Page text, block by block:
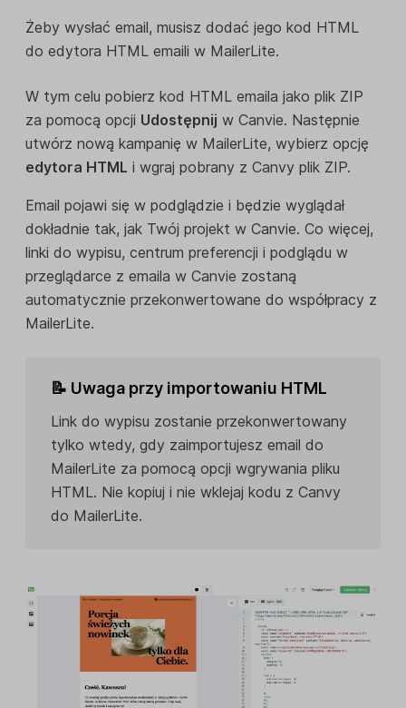
Żeby wysłać email, musisz dodać jego kod HTML
do edytora HTML emaili w MailerLite.
W tym celu pobierz kod HTML emaila jako plik ZIP
za pomocą opcji Udostępnij w Canvie. Następnie
utwórz nową kampanię w MailerLite, wybierz opcję
edytora HTML i wgraj pobrany z Canvy plik ZIP.
Email pojawi się w podglądzie i będzie wyglądał
dokładnie tak, jak Twój projekt w Canvie. Co więcej,
linki do wypisu, centrum preferencji i podglądu w
przeglądarce z emaila w Canvie zostaną
automatycznie przekonwertowane do współpracy z
MailerLite.
📝 Uwaga przy importowaniu HTML
Link do wypisu zostanie przekonwertowany
tylko wtedy, gdy zaimportujesz email do
MailerLite za pomocą opcji wgrywania pliku
HTML. Nie kopiuj i nie wklejaj kodu z Canvy
do MailerLite.